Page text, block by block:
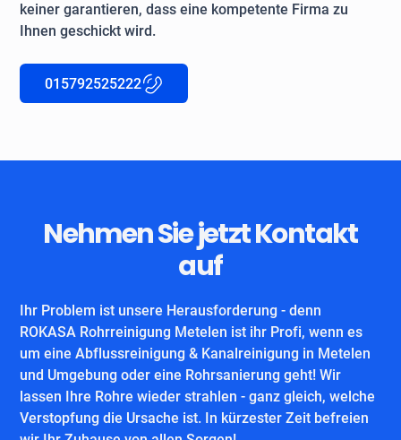
keiner garantieren, dass eine kompetente Firma zu
Ihnen geschickt wird.
015792525222
Nehmen Sie jetzt Kontakt
auf
Ihr Problem ist unsere Herausforderung - denn
ROKASA Rohrreinigung Metelen ist ihr Profi, wenn es
um eine Abflussreinigung & Kanalreinigung in Metelen
und Umgebung oder eine Rohrsanierung geht! Wir
lassen Ihre Rohre wieder strahlen - ganz gleich, welche
Verstopfung die Ursache ist. In kürzester Zeit befreien